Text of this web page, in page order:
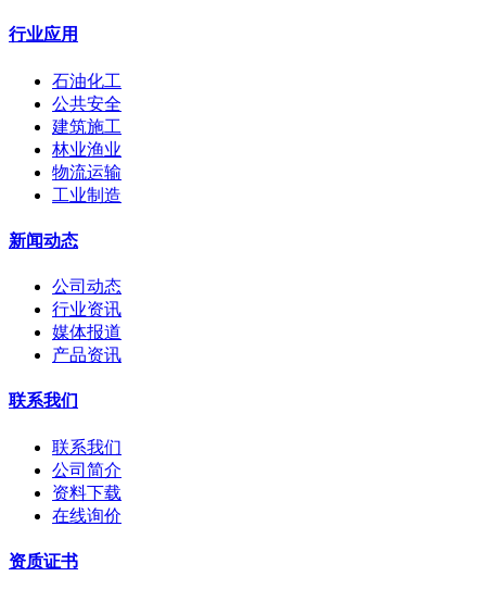
行业应用
石油化工
公共安全
建筑施工
林业渔业
物流运输
工业制造
新闻动态
公司动态
行业资讯
媒体报道
产品资讯
联系我们
联系我们
公司简介
资料下载
在线询价
资质证书